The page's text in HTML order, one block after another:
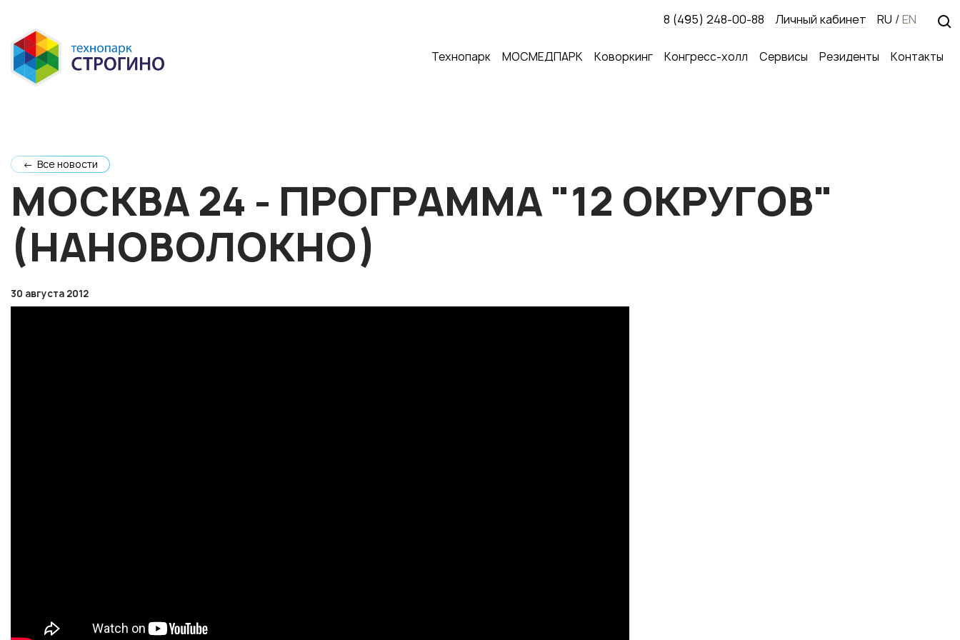
8 (495) 248-00-88 Личный кабинет RU /EN
Технопарк МОСМЕДПАРК Коворкинг Конгресс-холл Сервисы Резиденты Контакты
← Все новости
МОСКВА 24 - ПРОГРАММА "12 ОКРУГОВ"
(НАНОВОЛОКНО)
30 августа 2012